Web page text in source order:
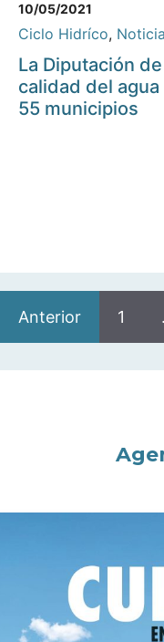
10/05/2021
Ciclo Hidríco,
La Diputación
calidad del
55 municipios
Anterior 1